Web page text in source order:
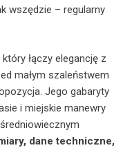
wszędzie – regularny
łączy elegancję z
małym szaleństwem
Jego gabaryty
i miejskie manewry
dane techniczne,